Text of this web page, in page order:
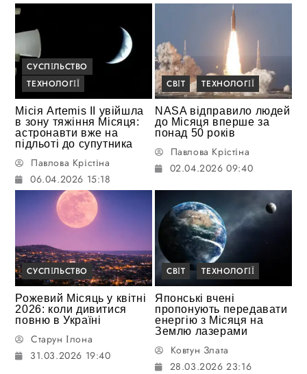
СУСПІЛЬСТВО
ТЕХНОЛОГІЇ
Місія Artemis II увійшла
в зону тяжіння Місяця:
астронавти вже на
підльоті до супутника
Павлова Крістіна
06.04.2026 15:18
СВІТ ТЕХНОЛОГІЇ
NASA відправило людей
до Місяця вперше за
понад 50 років
Павлова Крістіна
02.04.2026 09:40
СУСПІЛЬСТВО
Рожевий Місяць у квітні
2026: коли дивитися
повню в Україні
Старун Ілона
31.03.2026 19:40
СВІТ ТЕХНОЛОГІЇ
Японські вчені
пропонують передавати
енергію з Місяця на
Землю лазерами
Ковтун Злата
28.03.2026 23:16